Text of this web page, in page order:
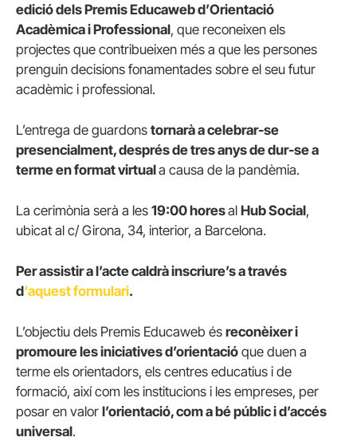
edició dels Premis Educaweb d’Orientació
Acadèmica i Professional, que reconeixen els
projectes que contribueixen més a que les persones
prenguin decisions fonamentades sobre el seu futur
acadèmic i professional.
L’entrega de guardons tornarà a celebrar-se
presencialment, després de tres anys de dur-se a
terme en format virtuala causa de la pandèmia.
La cerimònia serà a les 19:00 horesal Hub Social,
ubicat al c/ Girona, 34, interior, a Barcelona.
Per assistir a l’acte caldrà inscriure’s a través
d‘aquest formulari.
L’objectiu dels Premis Educaweb és reconèixer i
promoure les iniciatives d’orientació que duen a
terme els orientadors, els centres educatius i de
formació, així com les institucions i les empreses, per
posar en valor l’orientació, com a bé públic i d’accés
universal.